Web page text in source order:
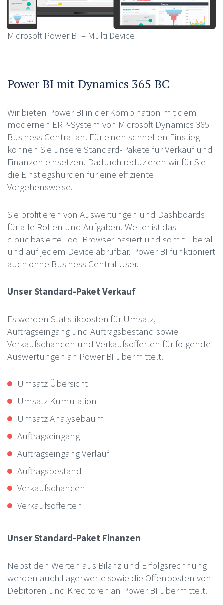
Microsoft Power BI – Multi Device
Power BI mit Dynamics 365 BC
Wir bieten Power BI in der Kombination mit dem
modernen ERP-System von Microsoft Dynamics 365
Business Central an. Für einen schnellen Einstieg
können Sie unsere Standard-Pakete für Verkauf und
Finanzen einsetzen. Dadurch reduzieren wir für Sie
die Einstiegshürden für eine effiziente
Vorgehensweise.
Sie profitieren von Auswertungen und Dashboards
für alle Rollen und Aufgaben. Weiter ist das
cloudbasierte Tool Browser basiert und somit überall
und auf jedem Device abrufbar. Power BI funktioniert
auch ohne Business Central User.
Unser Standard-Paket Verkauf
Es werden Statistikposten für Umsatz,
Auftragseingang und Auftragsbestand sowie
Verkaufschancen und Verkaufsofferten für folgende
Auswertungen an Power BI übermittelt.
Umsatz Übersicht
Umsatz Kumulation
Umsatz Analysebaum
Auftragseingang
Auftragseingang Verlauf
Auftragsbestand
Verkaufschancen
Verkaufsofferten
Unser Standard-Paket Finanzen
Nebst den Werten aus Bilanz und Erfolgsrechnung
werden auch Lagerwerte sowie die Offenposten von
Debitoren und Kreditoren an Power BI übermittelt.